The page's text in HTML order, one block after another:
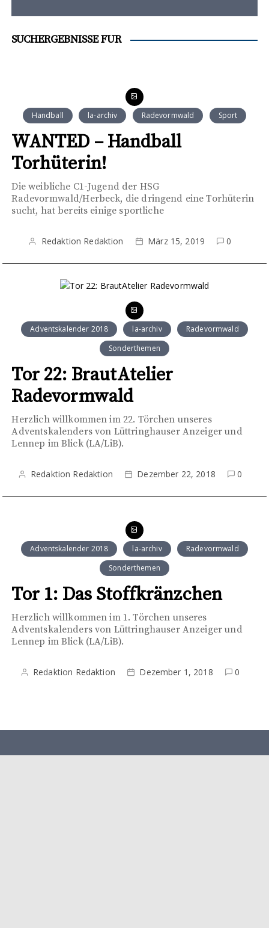
SUCHERGEBNISSE FÜR
Handball la-archiv Radevormwald Sport
WANTED – Handball
Torhüterin!
Die weibliche C1-Jugend der HSG
Radevormwald/Herbeck, die dringend eine Torhüterin
sucht, hat bereits einige sportliche
Redaktion Redaktion März 15, 2019 0
Adventskalender 2018 la-archiv
Radevormwald
Sonderthemen
Tor 22: BrautAtelier
Radevormwald
Herzlich willkommen im 22. Törchen unseres
Adventskalenders von Lüttringhauser Anzeiger und
Lennep im Blick (LA/LiB).
Redaktion Redaktion Dezember 22, 2018 0
Adventskalender 2018 la-archiv
Radevormwald
Sonderthemen
Tor 1: Das Stoffkränzchen
Herzlich willkommen im 1. Törchen unseres
Adventskalenders von Lüttringhauser Anzeiger und
Lennep im Blick (LA/LiB).
Redaktion Redaktion Dezember 1, 2018 0